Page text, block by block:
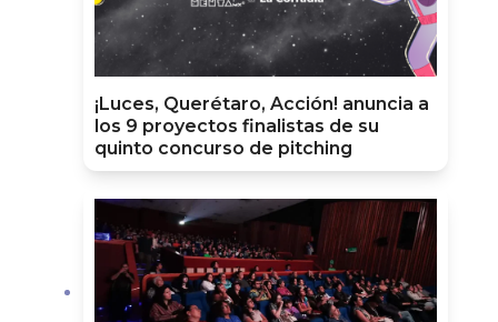
¡Luces, Querétaro, Acción! anuncia a
los 9 proyectos finalistas de su
quinto concurso de pitching